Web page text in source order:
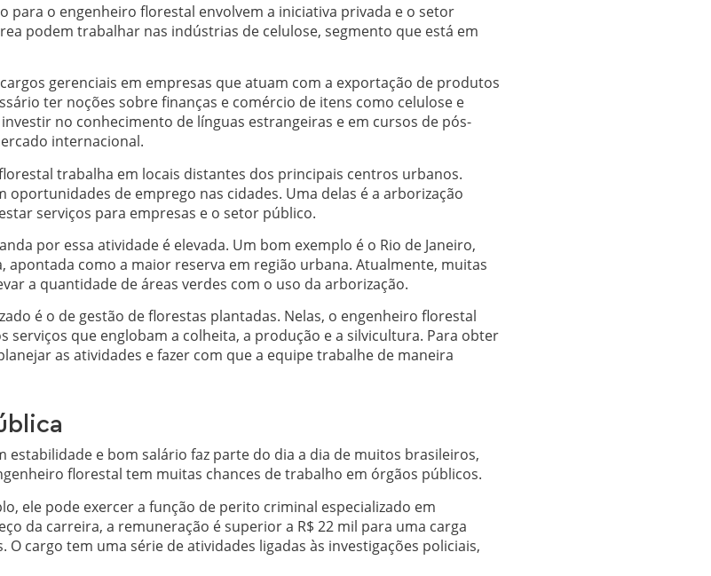
para o engenheiro florestal envolvem a iniciativa privada e o setor
podem trabalhar nas indústrias de celulose, segmento que está em
gerenciais em empresas que atuam com a exportação de produtos
ter noções sobre finanças e comércio de itens como celulose e
no conhecimento de línguas estrangeiras e em cursos de pós-
internacional.
trabalha em locais distantes dos principais centros urbanos.
oportunidades de emprego nas cidades. Uma delas é a arborização
serviços para empresas e o setor público.
por essa atividade é elevada. Um bom exemplo é o Rio de Janeiro,
apontada como a maior reserva em região urbana. Atualmente, muitas
a quantidade de áreas verdes com o uso da arborização.
é o de gestão de florestas plantadas. Nelas, o engenheiro florestal
serviços que englobam a colheita, a produção e a silvicultura. Para obter
as atividades e fazer com que a equipe trabalhe de maneira
estabilidade e bom salário faz parte do dia a dia de muitos brasileiros,
florestal tem muitas chances de trabalho em órgãos públicos.
ele pode exercer a função de perito criminal especializado em
da carreira, a remuneração é superior a R$ 22 mil para uma carga
O cargo tem uma série de atividades ligadas às investigações policiais,